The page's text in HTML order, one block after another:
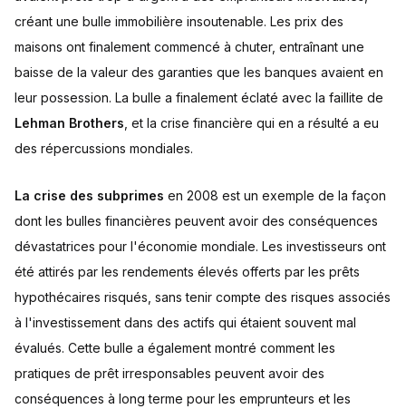
créant une bulle immobilière insoutenable. Les prix des
maisons ont finalement commencé à chuter, entraînant une
baisse de la valeur des garanties que les banques avaient en
leur possession. La bulle a finalement éclaté avec la faillite de
Lehman Brothers , et la crise financière qui en a résulté a eu
des répercussions mondiales.
La crise des subprimes en 2008 est un exemple de la façon
dont les bulles financières peuvent avoir des conséquences
dévastatrices pour l'économie mondiale. Les investisseurs ont
été attirés par les rendements élevés offerts par les prêts
hypothécaires risqués, sans tenir compte des risques associés
à l'investissement dans des actifs qui étaient souvent mal
évalués. Cette bulle a également montré comment les
pratiques de prêt irresponsables peuvent avoir des
conséquences à long terme pour les emprunteurs et les